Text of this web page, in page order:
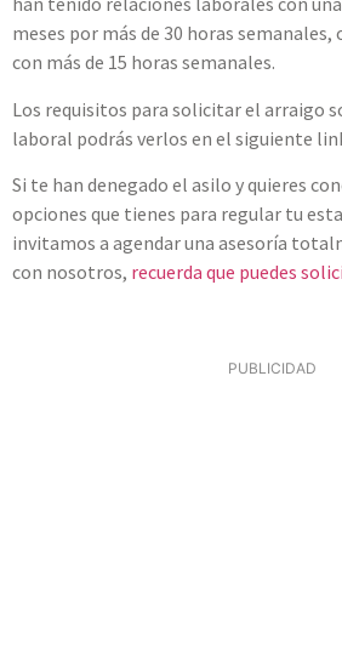
meses por más de 30 horas
con más de 15 horas semanales.
Los requisitos para solicitar el arraigo
laboral podrás verlos en el siguiente
Si te han denegado el asilo y quieres
opciones que tienes para regular tu
invitamos a agendar una asesoría
con nosotros, recuerda que puedes
PUBLICIDAD